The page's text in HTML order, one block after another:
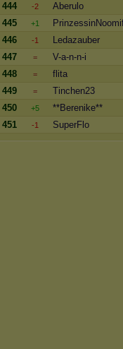
444
-2
Aberulo
445
+1
446
-1
Ledazauber
447
=
V-a-n-n-i
448
=
flita
449
=
Tinchen23
450
+5
**Berenike**
451
-1 SuperFlo